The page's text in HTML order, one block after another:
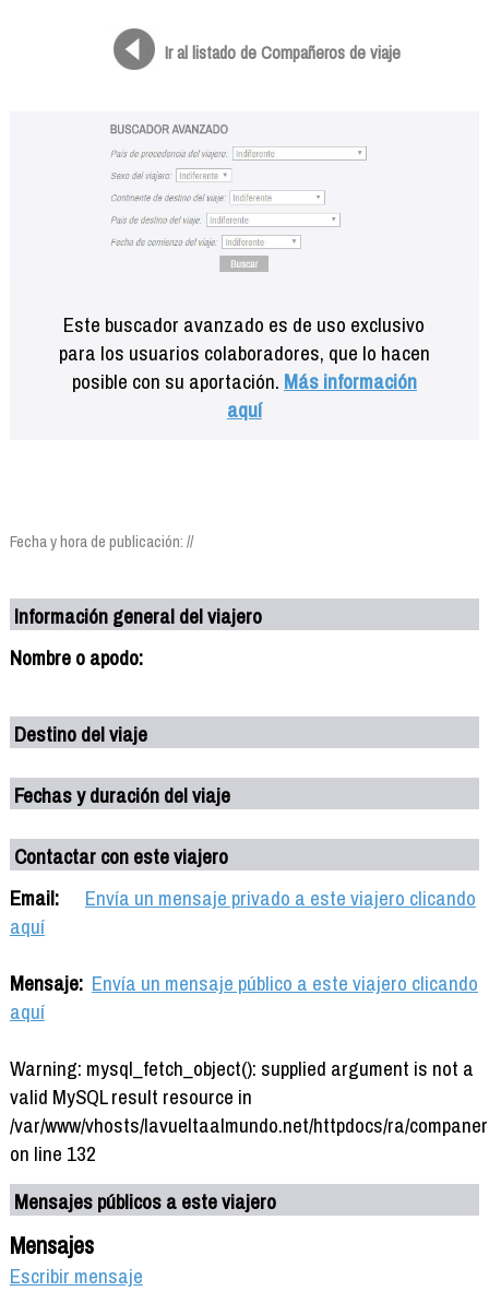
Ir al listado de Compañeros de viaje
Este buscador avanzado es de uso exclusivo
para los usuarios colaboradores, que lo hacen
posible con su aportación. Más información
aquí
Fecha y hora de publicación: //
Información general del viajero
Nombre o apodo:
Destino del viaje
Fechas y duración del viaje
Contactar con este viajero
Email:
Envía un mensaje privado a este viajero clicando
aquí
Mensaje: Envía un mensaje público a este viajero clicando
aquí
Warning: mysql_fetch_object(): supplied argument is not a
valid MySQL result resource in
/var/www/vhosts/lavueltaalmundo.net/httpdocs/ra/
on line 132
Mensajes públicos a este viajero
Mensajes
Escribir mensaje